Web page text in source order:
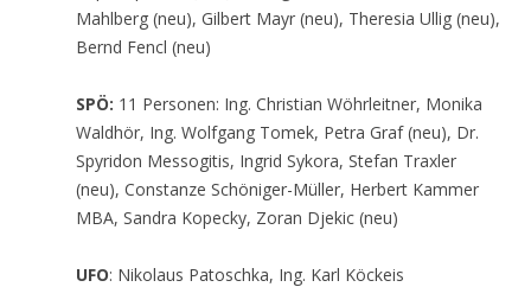
Mahlberg (neu), Gilbert Mayr (neu), Theresia Ullig (neu),
Bernd Fencl (neu)
SPÖ: 11 Personen: Ing. Christian Wöhrleitner, Monika
Waldhör, Ing. Wolfgang Tomek, Petra Graf (neu), Dr.
Spyridon Messogitis, Ingrid Sykora, Stefan Traxler
(neu), Constanze Schöniger-Müller, Herbert Kammer
MBA, Sandra Kopecky, Zoran Djekic (neu)
UFO: Nikolaus Patoschka, Ing. Karl Köckeis